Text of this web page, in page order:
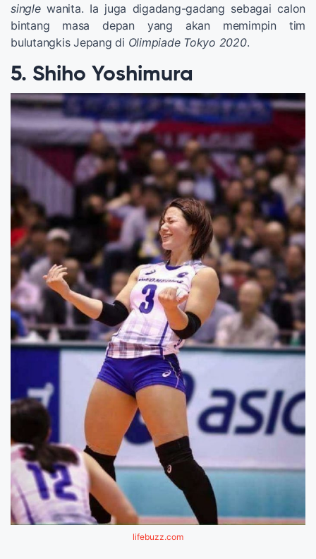
singlewanita. Ia juga digadang-gadang sebagai calon
bintang masa depan yang akan memimpin tim
bulutangkis Jepang di Olimpiade Tokyo 2020.
5. Shiho Yoshimura
lifebuzz.com